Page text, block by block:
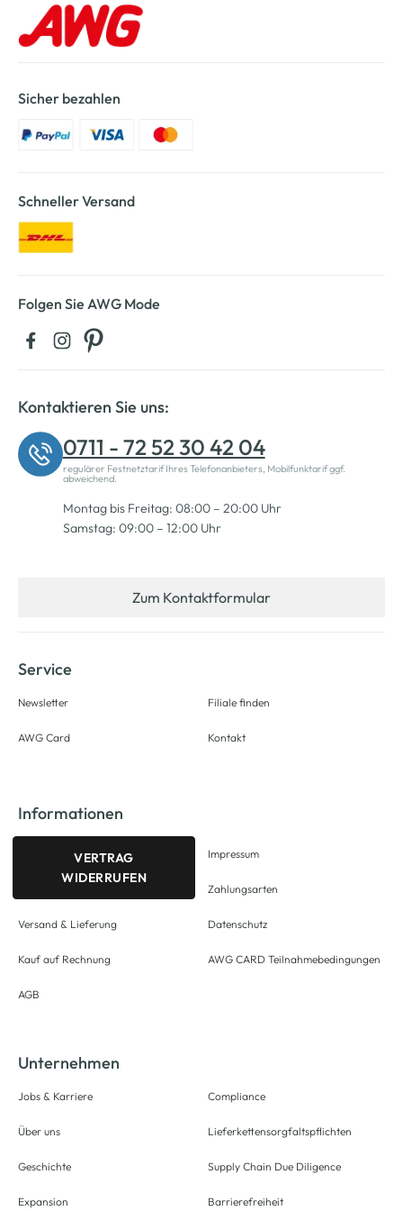
Sicher bezahlen
Schneller Versand
Folgen Sie AWG Mode
Kontaktieren Sie uns:
0711 - 72 52 30 42 04
regulärer Festnetztarif Ihres Telefonanbieters, Mobilfunktarif ggf.
abweichend.
Montag bis Freitag: 08:00 – 20:00 Uhr
Samstag: 09:00 – 12:00 Uhr
Zum Kontaktformular
Service
Newsletter
AWG Card
Filiale finden
Kontakt
Informationen
VERTRAG
WIDERRUFEN
Versand & Lieferung
Kauf auf Rechnung
AGB
Impressum
Zahlungsarten
Datenschutz
AWG CARD Teilnahmebedingungen
Unternehmen
Jobs & Karriere
Über uns
Geschichte
Expansion
Compliance
Lieferkettensorgfaltspflichten
Supply Chain Due Diligence
Barrierefreiheit